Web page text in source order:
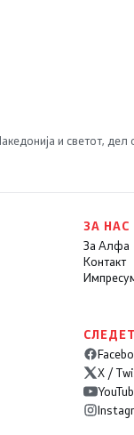
и светот,
ЗА НАС
За Алфа
Контакт
X /